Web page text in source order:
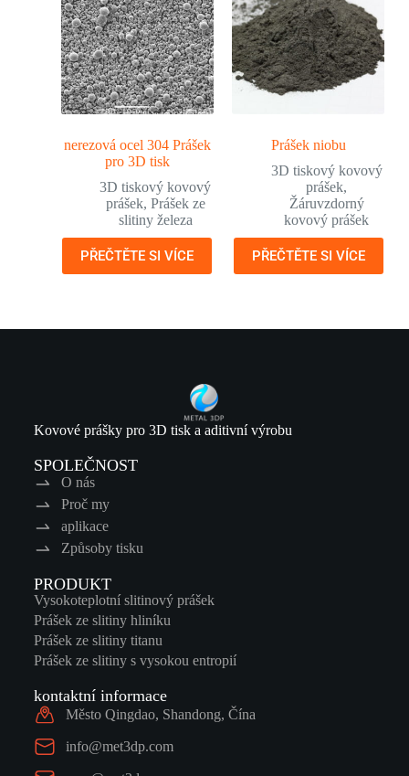
nerezová ocel 304 Prášek
pro 3D tisk
3D tiskový kovový
prášek, Prášek ze
slitiny železa
PŘEČTĚTE SI VÍCE
Prášek niobu
3D tiskový kovový
prášek,
Žáruvzdorný
kovový prášek
PŘEČTĚTE SI VÍCE
Kovové prášky pro 3D tisk a aditivní výrobu
SPOLEČNOST
O nás
Proč my
aplikace
Způsoby tisku
PRODUKT
Vysokoteplotní slitinový prášek
Prášek ze slitiny hliníku
Prášek ze slitiny titanu
Prášek ze slitiny s vysokou entropií
kontaktní informace
Město Qingdao, Shandong, Čína
info@met3dp.com